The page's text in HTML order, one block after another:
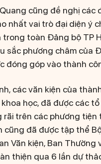
cũng đề nghị các
nhất vai trò đại diện ý
toàn Đảng bộ TP
sắc phương châm của
đóng góp vào thành
các văn kiện của
học, đã được các
rãi trên các phương
cũng đã được tập thể
Văn kiện, Ban
thiện qua 6 lần dự